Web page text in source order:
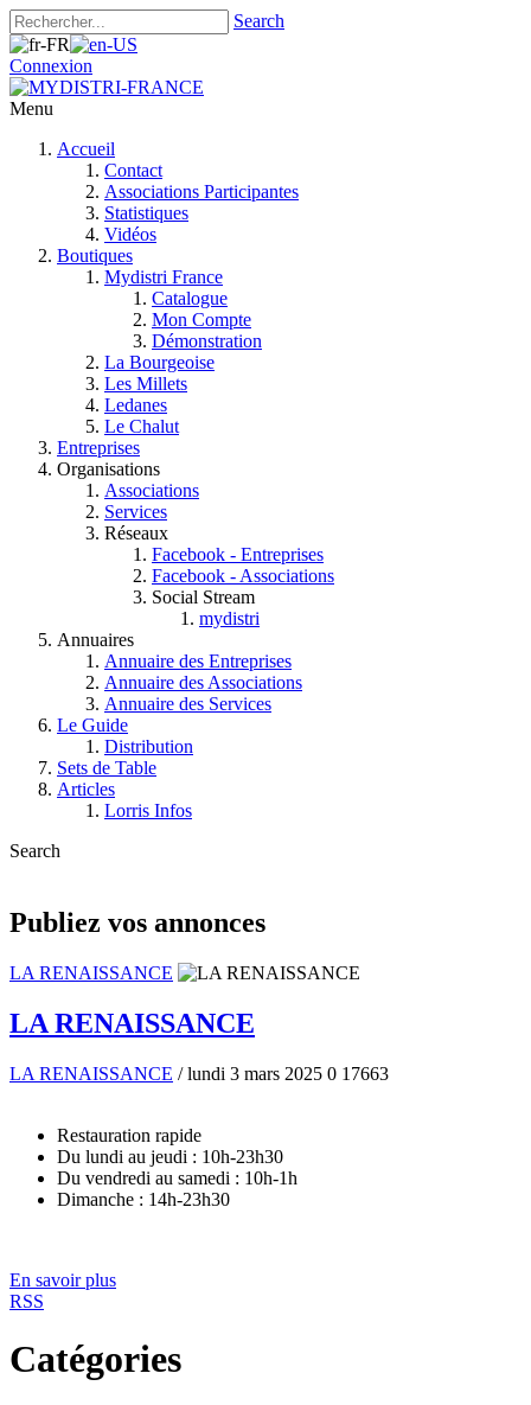
Search
Connexion
Menu
Accueil
Contact
Associations Participantes
Statistiques
Vidéos
Boutiques
Mydistri France
Catalogue
Mon Compte
Démonstration
La Bourgeoise
Les Millets
Ledanes
Le Chalut
Entreprises
Organisations
Associations
Services
Réseaux
Facebook - Entreprises
Facebook - Associations
Social Stream
mydistri
Annuaires
Annuaire des Entreprises
Annuaire des Associations
Annuaire des Services
Le Guide
Distribution
Sets de Table
Articles
Lorris Infos
Search
Publiez vos annonces
LA RENAISSANCE
LA RENAISSANCE
LA RENAISSANCE / lundi 3 mars 2025 0 17663
Restauration rapide
Du lundi au jeudi : 10h-23h30
Du vendredi au samedi : 10h-1h
Dimanche : 14h-23h30
En savoir plus
RSS
Catégories